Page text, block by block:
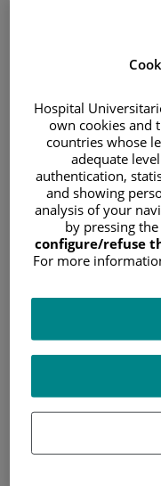
La IA ayuda
cáncer de
reales de
hemograma
Según un trabajo
Investigación
Hospital
own cookies and
countries whose
adequate
authentication,
and showing
analysis of your
by pressing
configure/refuse
For more